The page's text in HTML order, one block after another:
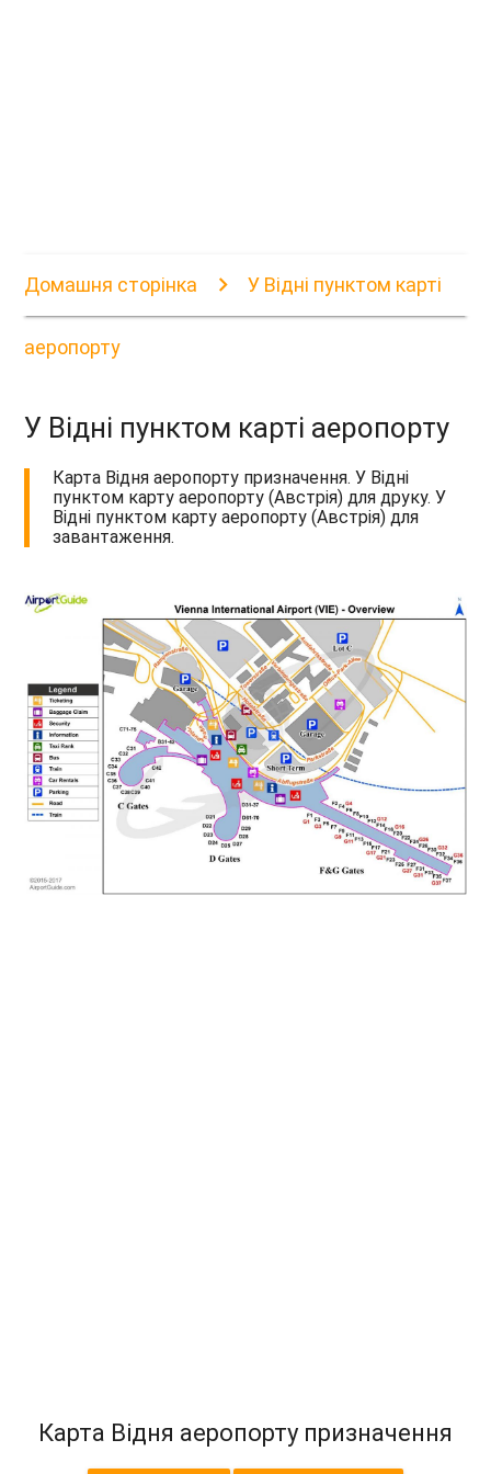
Домашня сторінка У Відні пунктом карті
аеропорту
У Відні пунктом карті аеропорту
Карта Відня аеропорту призначення. У Відні
пунктом карту аеропорту (Австрія) для друку. У
Відні пунктом карту аеропорту (Австрія) для
завантаження.
Карта Відня аеропорту призначення